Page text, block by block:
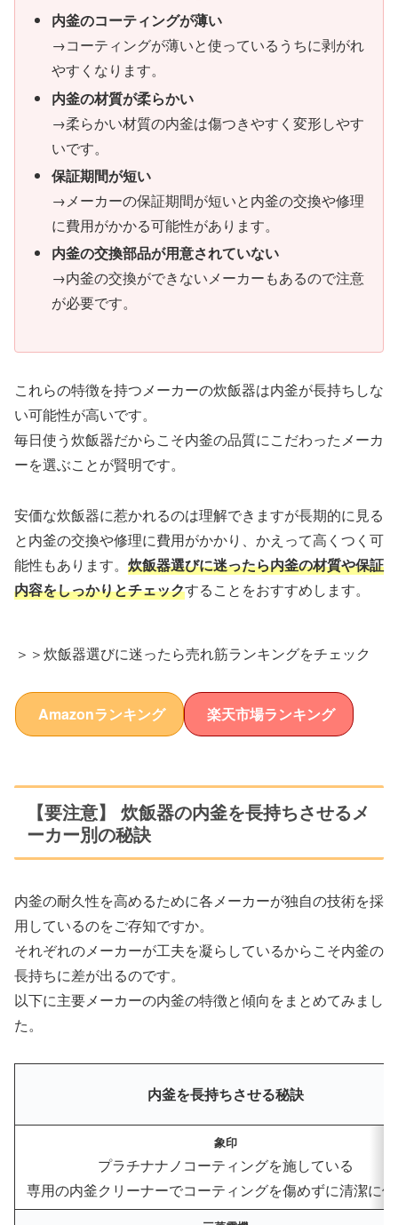
内釜のコーティングが薄い
→コーティングが薄いと使っているうちに剥がれ
やすくなります。
内釜の材質が柔らかい
→柔らかい材質の内釜は傷つきやすく変形しやす
いです。
保証期間が短い
→メーカーの保証期間が短いと内釜の交換や修理
に費用がかかる可能性があります。
内釜の交換部品が用意されていない
→内釜の交換ができないメーカーもあるので注意
が必要です。
これらの特徴を持つメーカーの炊飯器は内釜が長持ちしな
い可能性が高いです。
毎日使う炊飯器だからこそ内釜の品質にこだわったメーカ
ーを選ぶことが賢明です。
安価な炊飯器に惹かれるのは理解できますが長期的に見る
と内釜の交換や修理に費用がかかり、かえって高くつく可
能性もあります。 炊飯器選びに迷ったら内釜の材質や保証
内容をしっかりとチェックすることをおすすめします。
＞＞炊飯器選びに迷ったら売れ筋ランキングをチェック
Amazonランキング 楽天市場ランキング
【要注意】 炊飯器の内釜を長持ちさせるメ
ーカー別の秘訣
内釜の耐久性を高めるために各メーカーが独自の技術を採
用しているのをご存知ですか。
それぞれのメーカーが工夫を凝らしているからこそ内釜の
長持ちに差が出るのです。
以下に主要メーカーの内釜の特徴と傾向をまとめてみまし
た。
内釜を長持ちさせる秘訣
象印
プラチナナノコーティングを施している
専用の内釜クリーナーでコーティングを傷めずに清潔に